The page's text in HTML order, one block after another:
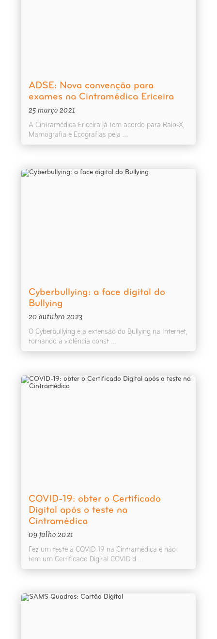
ADSE: Nova convenção para
exames na Cintramédica Ericeira
25 março 2021
A Cintramédica Ericeira já tem acordo para Raio-X,
Mamografia e Ecografias pela ...
Cyberbullying: a face digital do
Bullying
20 outubro 2023
O Cyberbullying é a extensão do Bullying na Internet,
tornando a violência const ...
COVID-19: obter o Certificado
Digital após o teste na
Cintramédica
09 julho 2021
Fez um teste à COVID-19 na Cintramédica e não
tem um Certificado Digital COVID d ...